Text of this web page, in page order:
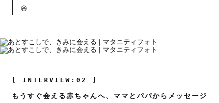
😆
[ INTERVIEW:02 ]
もうすぐ会える赤ちゃんへ、ママとパパからメッセージ